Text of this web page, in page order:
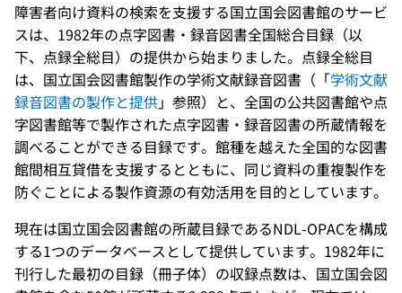
障害者向け資料の検索を支援する国立国会図書館のサービ
スは、1982年の点字図書・録音図書全国総合目録（以
下、点録全総目）の提供から始まりました。点録全総目
は、国立国会図書館製作の学術文献録音図書（「学術文献
録音図書の製作と提供」参照）と、全国の公共図書館や点
字図書館等で製作された点字図書・録音図書の所蔵情報を
調べることができる目録です。館種を越えた全国的な図書
館間相互貸借を支援するとともに、同じ資料の重複製作を
防ぐことによる製作資源の有効活用を目的としています。
現在は国立国会図書館の所蔵目録であるNDL-OPACを構成
する1つのデータベースとして提供しています。1982年に
刊行した最初の目録（冊子体）の収録点数は、国立国会図